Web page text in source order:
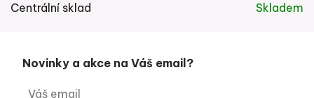
Centrální sklad Skladem
Novinky a akce na Váš email?